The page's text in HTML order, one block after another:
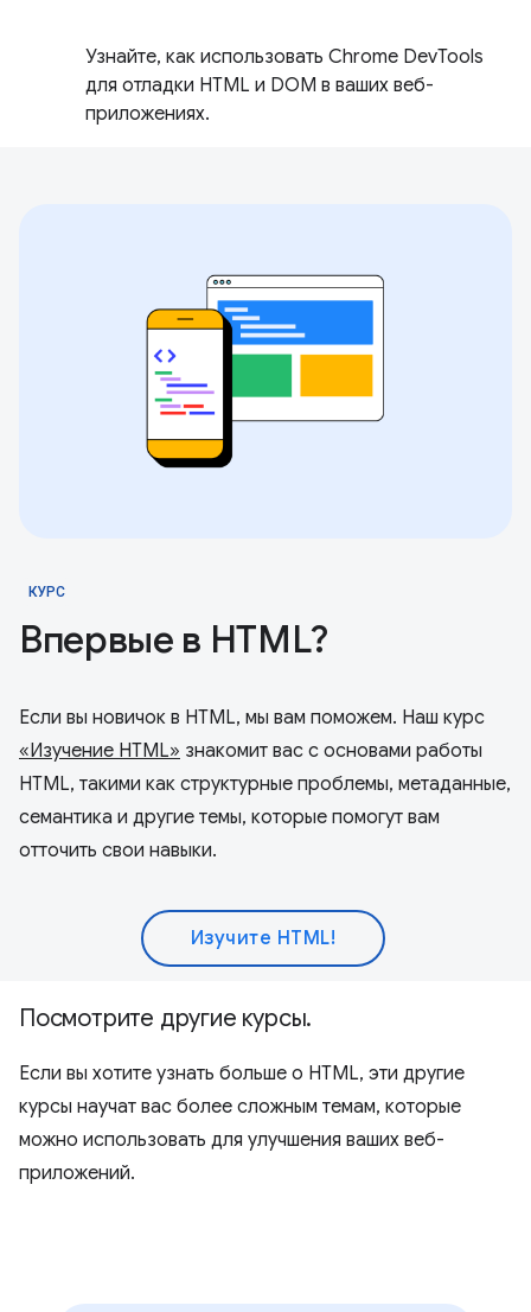
Узнайте, как использовать Chrome DevTools
для отладки HTML и DOM в ваших веб-
приложениях.
КУРС
Впервые в HTML?
Если вы новичок в HTML, мы вам поможем. Наш курс
«Изучение HTML» знакомит вас с основами работы
HTML, такими как структурные проблемы, метаданные,
семантика и другие темы, которые помогут вам
отточить свои навыки.
Изучите HTML!
Посмотрите другие курсы.
Если вы хотите узнать больше о HTML, эти другие
курсы научат вас более сложным темам, которые
можно использовать для улучшения ваших веб-
приложений.